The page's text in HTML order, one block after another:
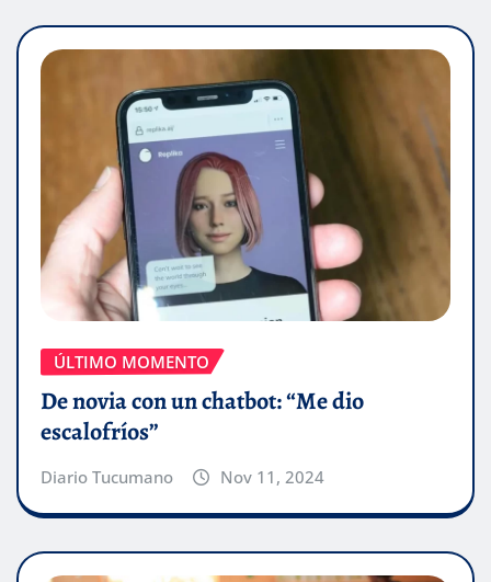
ÚLTIMO MOMENTO
De novia con un chatbot: “Me dio
escalofríos”
Diario Tucumano Nov 11, 2024